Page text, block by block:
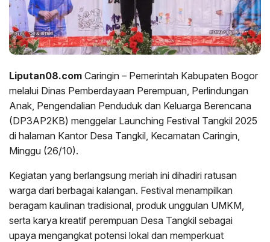
Liputan08.com Caringin – Pemerintah Kabupaten Bogor
melalui Dinas Pemberdayaan Perempuan, Perlindungan
Anak, Pengendalian Penduduk dan Keluarga Berencana
(DP3AP2KB) menggelar Launching Festival Tangkil 2025
di halaman Kantor Desa Tangkil, Kecamatan Caringin,
Minggu (26/10).
Kegiatan yang berlangsung meriah ini dihadiri ratusan
warga dari berbagai kalangan. Festival menampilkan
beragam kaulinan tradisional, produk unggulan UMKM,
serta karya kreatif perempuan Desa Tangkil sebagai
upaya mengangkat potensi lokal dan memperkuat